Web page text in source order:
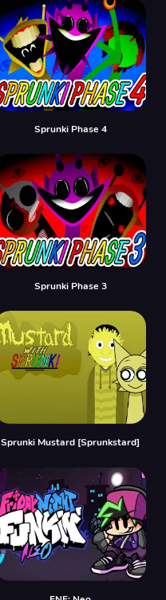
Sprunki Phase 4
Sprunki Phase 3
Sprunki Mustard [Sprunkstard]